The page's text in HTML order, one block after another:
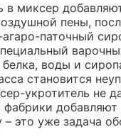
в миксер
пены,
паточный
воды и
становится
укротитель не
это уже задача